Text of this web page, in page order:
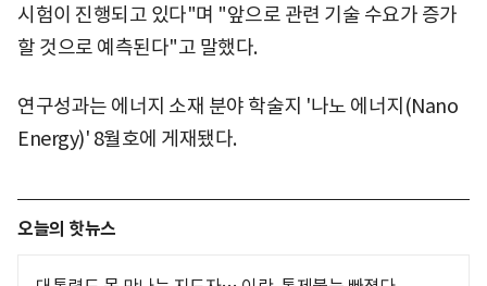
시험이 진행되고 있다"며 "앞으로 관련 기술 수요가 증가
할 것으로 예측된다"고 말했다.
연구성과는 에너지 소재 분야 학술지 '나노 에너지(Nano
Energy)' 8월호에 게재됐다.
오늘의 핫뉴스